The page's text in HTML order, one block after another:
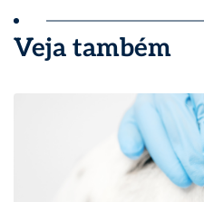
Veja também